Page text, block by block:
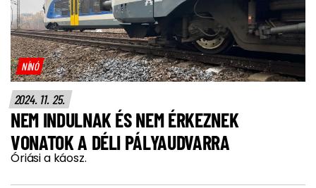
NÍNÓ
2024. 11. 25.
NEM INDULNAK ÉS NEM ÉRKEZNEK
VONATOK A DÉLI PÁLYAUDVARRA
Óriási a káosz.